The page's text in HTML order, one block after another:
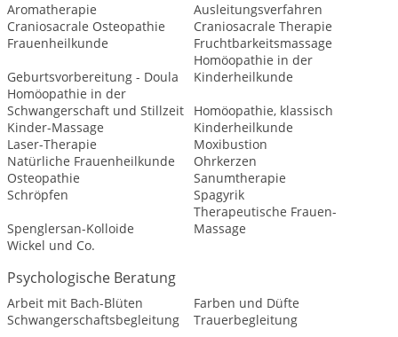
Aromatherapie
Ausleitungsverfahren
Craniosacrale Osteopathie
Craniosacrale Therapie
Frauenheilkunde
Fruchtbarkeitsmassage
Geburtsvorbereitung - Doula
Homöopathie in der
Kinderheilkunde
Homöopathie in der
Schwangerschaft und Stillzeit
Homöopathie, klassisch
Kinder-Massage
Kinderheilkunde
Laser-Therapie
Moxibustion
Natürliche Frauenheilkunde
Ohrkerzen
Osteopathie
Sanumtherapie
Schröpfen
Spagyrik
Spenglersan-Kolloide
Therapeutische Frauen-
Massage
Wickel und Co.
Psychologische Beratung
Arbeit mit Bach-Blüten
Farben und Düfte
Schwangerschaftsbegleitung
Trauerbegleitung